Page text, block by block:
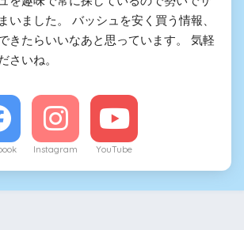
いました。 バッシュを安く買う情報、
きたらいいなあと思っています。 気軽
さいね。
Instagram YouTube